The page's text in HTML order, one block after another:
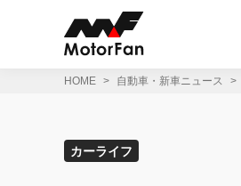
HOME 自動車・新車ニュース
カーライフ